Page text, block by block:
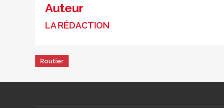
Auteur
LA RÉDACTION
Routier